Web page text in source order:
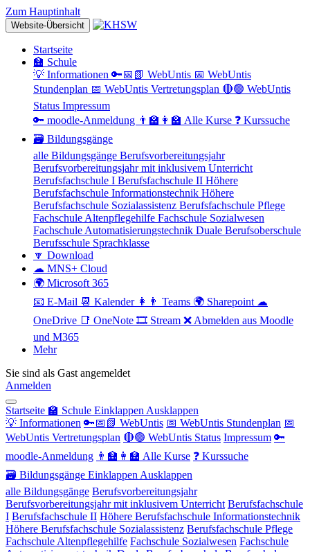
Zum Hauptinhalt
Website-Übersicht
Startseite
🏫 Schule
💡 Informationen 🔑📅📗 WebUntis 📅 WebUntis
Stundenplan 📅 WebUntis Vertretungsplan 🔴🟢 WebUntis
Status Impressum
🔑 moodle-Anmeldung 👨‍🏫👩‍🏫 Alle Kurse ❓ Kurssuche
🗃 Bildungsgänge
alle Bildungsgänge Berufsvorbereitungsjahr
Berufsvorbereitungsjahr mit inklusivem Unterricht
Berufsfachschule I Berufsfachschule II Höhere
Berufsfachschule Informationstechnik Höhere
Berufsfachschule Sozialassistenz Berufsfachschule Pflege
Fachschule Altenpflegehilfe Fachschule Sozialwesen
Fachschule Automatisierungstechnik Duale Berufsoberschule
Berufsschule Sprachklasse
🔽 Download
☁ MNS+ Cloud
🌍 Microsoft 365
📧 E-Mail 📆 Kalender 👩👨 Teams 🌍 Sharepoint ☁
OneDrive 📑 OneNote 🎞 Stream ❌ Abmelden aus Moodle
und M365
Mehr
Sie sind als Gast angemeldet
Anmelden
Startseite 🏫 Schule Einklappen Ausklappen
💡 Informationen 🔑📅📗 WebUntis 📅 WebUntis Stundenplan 📅
WebUntis Vertretungsplan 🔴🟢 WebUntis Status Impressum 🔑
moodle-Anmeldung 👨‍🏫👩‍🏫 Alle Kurse ❓ Kurssuche
🗃 Bildungsgänge Einklappen Ausklappen
alle Bildungsgänge Berufsvorbereitungsjahr
Berufsvorbereitungsjahr mit inklusivem Unterricht Berufsfachschule
I Berufsfachschule II Höhere Berufsfachschule Informationstechnik
Höhere Berufsfachschule Sozialassistenz Berufsfachschule Pflege
Fachschule Altenpflegehilfe Fachschule Sozialwesen Fachschule